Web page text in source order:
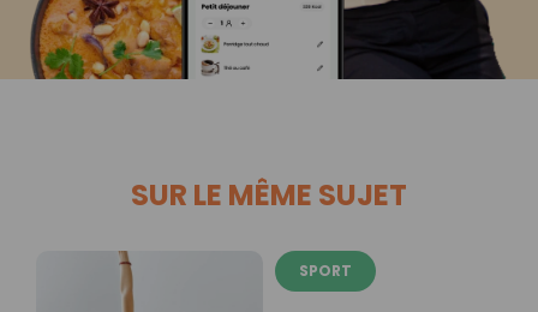
SUR LE MÊME SUJET
SPORT